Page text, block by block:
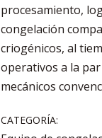
procesamiento,
congelación
criogénicos, al
operativos a la
mecánicos
CATEGORÍA: